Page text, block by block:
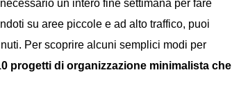
un intero fine settimana per fare
su aree piccole e ad alto traffico, puoi
Per scoprire alcuni semplici modi per
progetti di organizzazione minimalista che